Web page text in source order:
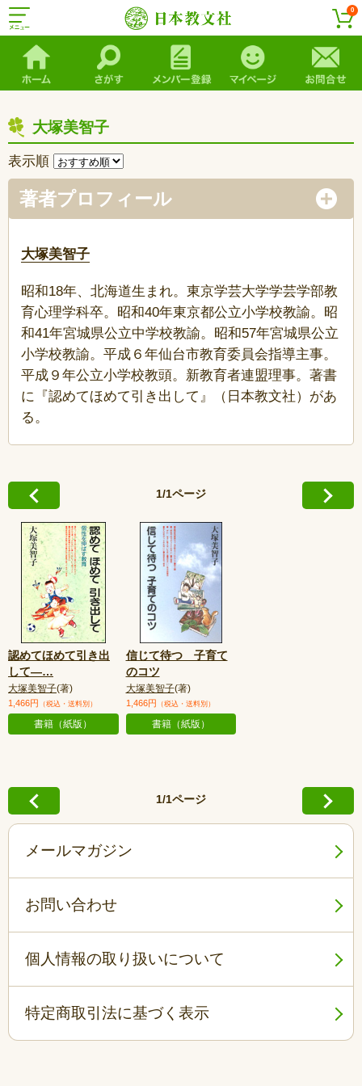
0
大塚美智子
表示順
著者プロフィール
大塚美智子
昭和18年、北海道生まれ。東京学芸大学学芸学部教
育心理学科卒。昭和40年東京都公立小学校教諭。昭
和41年宮城県公立中学校教諭。昭和57年宮城県公立
小学校教諭。平成６年仙台市教育委員会指導主事。
平成９年公立小学校教頭。新教育者連盟理事。著書
に『認めてほめて引き出して』（日本教文社）があ
る。
1/1ページ
認めてほめて引き出
して—…
大塚美智子(著)
1,466円 （税込・送料別）
書籍（紙版）
信じて待つ 子育て
のコツ
大塚美智子(著)
1,466円 （税込・送料別）
書籍（紙版）
1/1ページ
メールマガジン
お問い合わせ
個人情報の取り扱いについて
特定商取引法に基づく表示